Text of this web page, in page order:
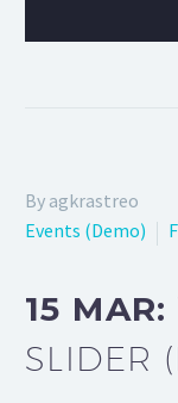
By agkrastreo
Events (Demo)
15 MAR:
SLIDER